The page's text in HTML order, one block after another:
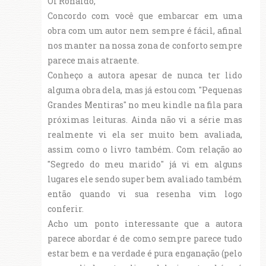
Concordo com você que embarcar em uma
obra com um autor nem sempre é fácil, afinal
nos manter na nossa zona de conforto sempre
parece mais atraente.
Conheço a autora apesar de nunca ter lido
alguma obra dela, mas já estou com "Pequenas
Grandes Mentiras" no meu kindle na fila para
próximas leituras. Ainda não vi a série mas
realmente vi ela ser muito bem avaliada,
assim como o livro também. Com relação ao
"Segredo do meu marido" já vi em alguns
lugares ele sendo super bem avaliado também
então quando vi sua resenha vim logo
conferir.
Acho um ponto interessante que a autora
parece abordar é de como sempre parece tudo
estar bem e na verdade é pura enganação (pelo